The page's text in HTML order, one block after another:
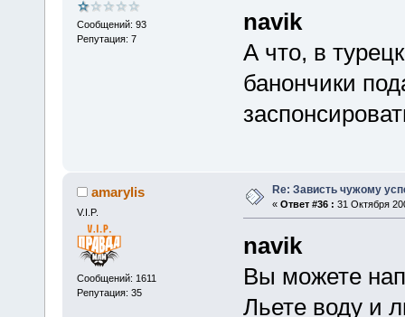
Сообщений: 93
Репутация: 7
navik
А что, в
банончики
amarylis
V.I.P.
Сообщений: 1611
Репутация: 35
Re: Зависть чужому
« Ответ #36 : 31 Октября
navik
Вы можете
Льете воду и